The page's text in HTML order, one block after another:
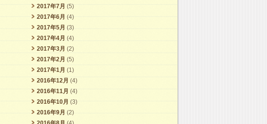
2017年7月 (5)
2017年6月 (4)
2017年5月 (3)
2017年4月 (4)
2017年3月 (2)
2017年2月 (5)
2017年1月 (1)
2016年12月 (4)
2016年11月 (4)
2016年10月 (3)
2016年9月 (2)